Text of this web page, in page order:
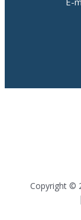
Copyright ©